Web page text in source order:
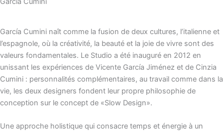
García Cumini naît comme la fusion de deux cultures, l’italienne et
l’espagnole, où la créativité, la beauté et la joie de vivre sont des
valeurs fondamentales. Le Studio a été inauguré en 2012 en
unissant les expériences de Vicente García Jiménez et de Cinzia
Cumini : personnalités complémentaires, au travail comme dans la
vie, les deux designers fondent leur propre philosophie de
conception sur le concept de «Slow Design».
Une approche holistique qui consacre temps et énergie à un